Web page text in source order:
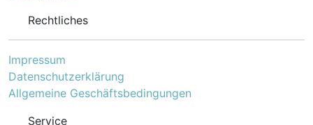
Rechtliches
Impressum
Datenschutzerklärung
Allgemeine Geschäftsbedingungen
Service